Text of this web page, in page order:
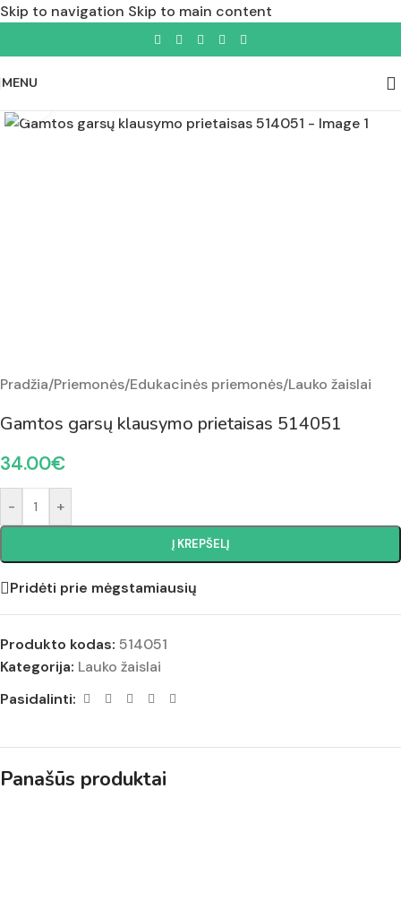
Skip to navigation Skip to main content
MENU
Pradžia/Priemonės/Edukacinės priemonės/Lauko žaislai
Gamtos garsų klausymo prietaisas 514051
34.00€
- +
Į KREPŠELĮ
Pridėti prie mėgstamiausių
Produkto kodas: 514051
Kategorija: Lauko žaislai
Pasidalinti:
Panašūs produktai